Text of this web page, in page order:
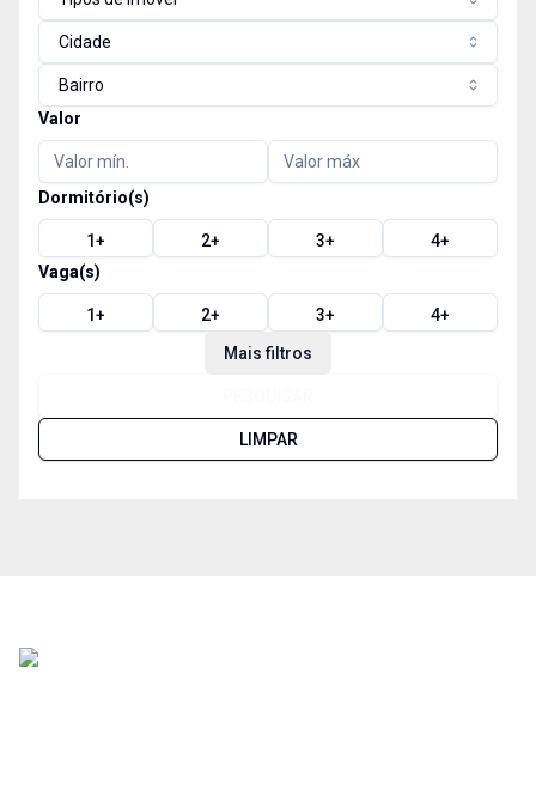
Cidade
Bairro
Valor
Dormitório(s)
1+ 2+ 3+ 4+
Vaga(s)
1+ 2+ 3+ 4+
Mais filtros
LIMPAR